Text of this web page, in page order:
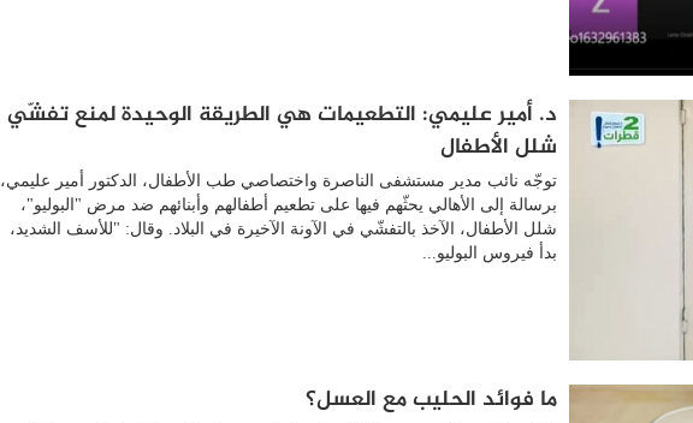
د. أمير عليمي: التطعيمات هي الطريقة الوحيدة لمنع تفشّي
شلل الأطفال
توجّه نائب مدير مستشفى الناصرة واختصاصي طب الأطفال، الدكتور أمير عليمي،
برسالة إلى الأهالي يحثّهم فيها على تطعيم أطفالهم وأبنائهم ضد مرض "البوليو"،
شلل الأطفال، الآخذ بالتفشّي في الآونة الآخيرة في البلاد. وقال: "للأسف الشديد،
بدأ فيروس البوليو...
ما فوائد الحليب مع العسل؟